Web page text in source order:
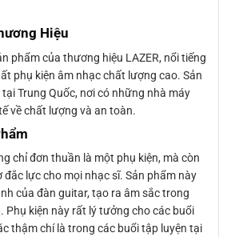
Hiệu
phẩm của thương hiệu LAZER, nổi tiếng
phụ kiện âm nhạc chất lượng cao. Sản
Trung Quốc, nơi có những nhà máy
về chất lượng và an toàn.
chỉ đơn thuần là một phụ kiện, mà còn
đắc lực cho mọi nhạc sĩ. Sản phẩm này
của đàn guitar, tạo ra âm sắc trong
Phụ kiện này rất lý tưởng cho các buổi
thậm chí là trong các buổi tập luyện tại